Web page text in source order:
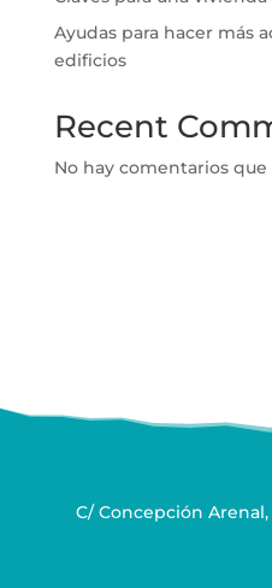
Ayudas para hacer más
edificios
Recent
No hay comentarios que
C/ Concepción